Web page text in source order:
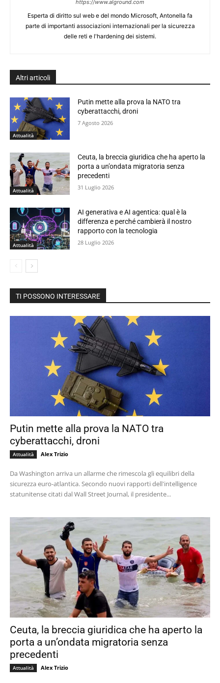
https://www.alground.com
Esperta di diritto sul web e del mondo Microsoft, Antonella fa
parte di importanti associazioni internazionali per la sicurezza
delle reti e l'hardening dei sistemi.
Altri articoli
Attualità
Putin mette alla prova la NATO tra
cyberattacchi, droni
7 Agosto 2026
Attualità
Ceuta, la breccia giuridica che ha aperto la
porta a un’ondata migratoria senza
precedenti
31 Luglio 2026
Attualità
AI generativa e AI agentica: qual è la
differenza e perché cambierà il nostro
rapporto con la tecnologia
28 Luglio 2026
TI POSSONO INTERESSARE
Putin mette alla prova la NATO tra
cyberattacchi, droni
Attualità Alex Trizio
Da Washington arriva un allarme che rimescola gli equilibri della
sicurezza euro-atlantica. Secondo nuovi rapporti dell'intelligence
statunitense citati dal Wall Street Journal, il presidente...
Ceuta, la breccia giuridica che ha aperto la
porta a un’ondata migratoria senza
precedenti
Attualità Alex Trizio